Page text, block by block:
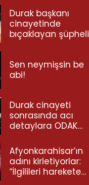
neler dedi?
Durak başkanı
cinayetinde
bıçaklayan şüpheli
Sen neymişsin be
abi!
Durak cinayeti
sonrasında acı
detaylara ODAK
Afyonkarahisar’ın
adını kirletiyorlar:
“İlgilileri harekete